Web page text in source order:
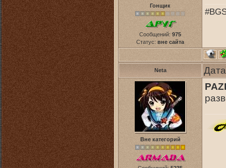
Гонщик
Сообщений: 975
Статус: вне сайта
Neta
Вне категорий